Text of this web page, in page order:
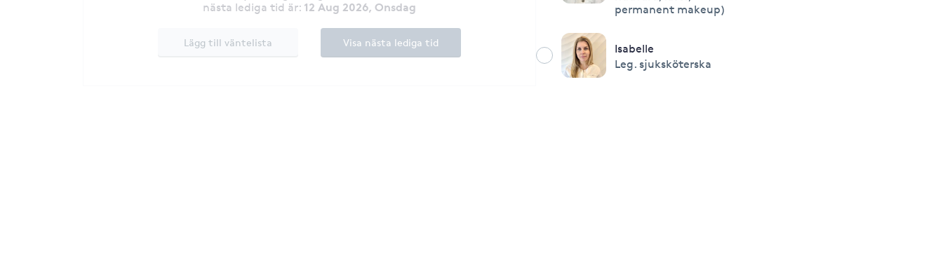
nästa lediga tid är: 12 Aug 2026, Onsdag
Lägg till väntelista Visa nästa lediga tid
permanent makeup)
Isabelle
Leg. sjuksköterska